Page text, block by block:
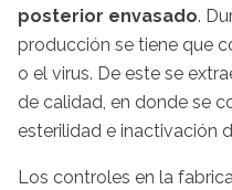
posterior envasado.
producción se tiene que
o el virus. De este se
de calidad, en donde se
esterilidad e inactivación
Los controles en la